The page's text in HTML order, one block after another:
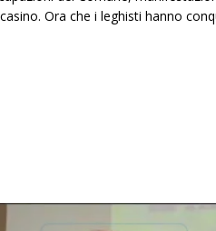
Ora che i leghisti hanno